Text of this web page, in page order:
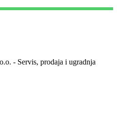
- Servis, prodaja i ugradnja